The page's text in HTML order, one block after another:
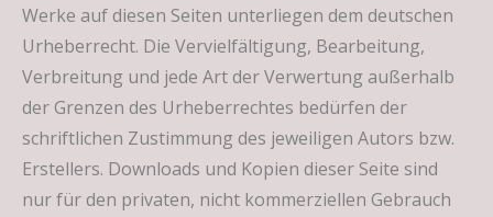
Werke auf diesen Seiten unterliegen dem deutschen
Urheberrecht. Die Vervielfältigung, Bearbeitung,
Verbreitung und jede Art der Verwertung außerhalb
der Grenzen des Urheberrechtes bedürfen der
schriftlichen Zustimmung des jeweiligen Autors bzw.
Erstellers. Downloads und Kopien dieser Seite sind
nur für den privaten, nicht kommerziellen Gebrauch